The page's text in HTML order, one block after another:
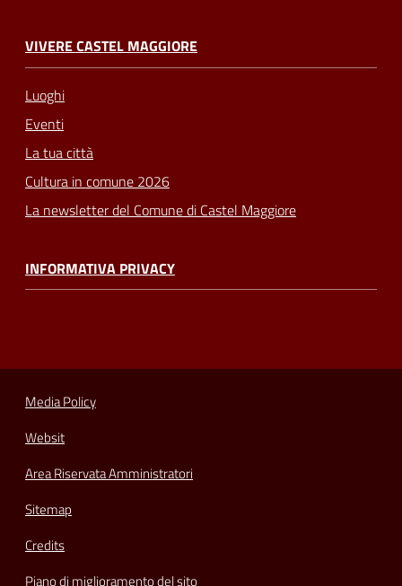
VIVERE CASTEL MAGGIORE
Luoghi
Eventi
La tua città
Cultura in comune 2026
La newsletter del Comune di Castel Maggiore
INFORMATIVA PRIVACY
Media Policy
Websit
Area Riservata Amministratori
Sitemap
Credits
Piano di miglioramento del sito